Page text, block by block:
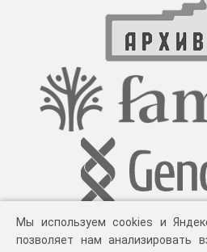
Мы используем cookies и
позволяет нам анализировать